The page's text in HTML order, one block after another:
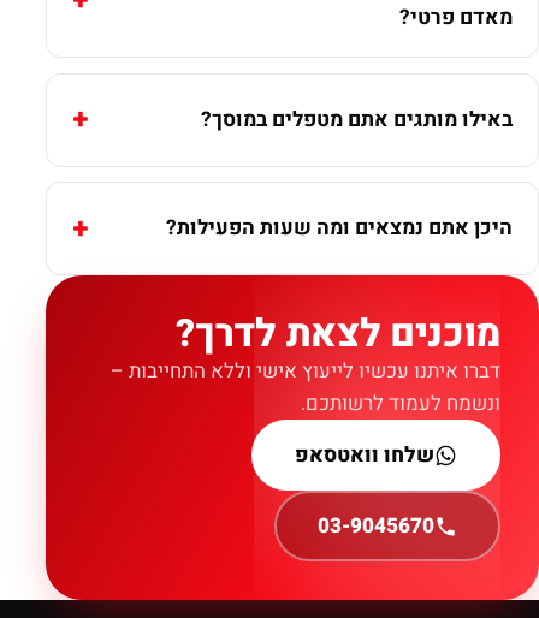
מאדם פרטי?
באילו מותגים אתם מטפלים במוסך?
היכן אתם נמצאים ומה שעות הפעילות?
מוכנים לצאת לדרך?
דברו איתנו עכשיו לייעוץ אישי וללא התחייבות –
ונשמח לעמוד לרשותכם.
שלחו וואטסאפ
03-9045670